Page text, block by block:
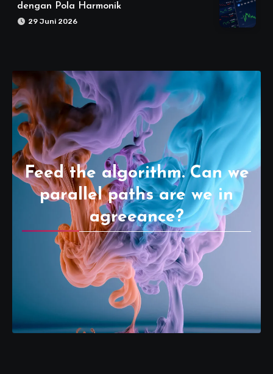
dengan Pola Harmonik
29 Juni 2026
Feed the algorithm. Can we
parallel paths are we in
agreeance?